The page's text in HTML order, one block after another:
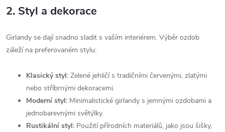
2. Styl a dekorace
Girlandy se dají snadno sladit s vaším interiérem. Výběr ozdob
záleží na preferovaném stylu:
Klasický styl: Zelené jehličí s tradičními červenými, zlatými
nebo stříbrnými dekoracemi.
Moderní styl: Minimalistické girlandy s jemnými ozdobami a
jednobarevnými světýlky.
Rustikální styl: Použití přírodních materiálů, jako jsou šišky,